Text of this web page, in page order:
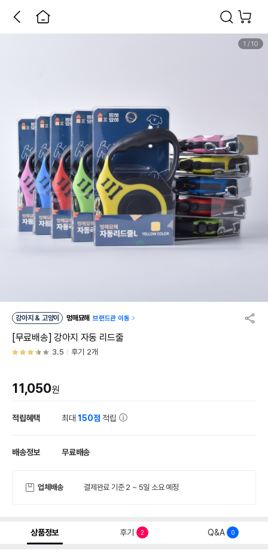
1 / 10
강아지 & 고양이 멍해묘해 브랜드관 이동
[무료배송] 강아지 자동 리드줄
3.5 후기 2개
11,050원
적립혜택 최대150점 적립
배송정보 무료배송
업체배송 결제완료 기준 2 ~ 5일 소요 예정
상품정보 후기 2 Q&A 0